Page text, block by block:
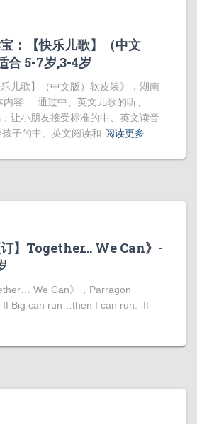
：【快乐儿歌】（中文
合 5-7岁,3-4岁
儿歌】（中文版）软皮装》，湖南
内容 通过中、英文儿歌的听、
让小朋友接受标准的中、英文读音
子的中、英文阅读和 阅读更多
】Together… We Can》-
We Can》，Parragon
If Big can run…then I can run. If